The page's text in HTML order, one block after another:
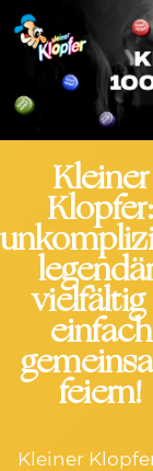
Kleiner
Klopfer:
einfach
feiern!
Kleiner